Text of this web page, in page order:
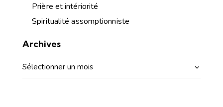
Prière et intériorité
Spiritualité assomptionniste
Archives